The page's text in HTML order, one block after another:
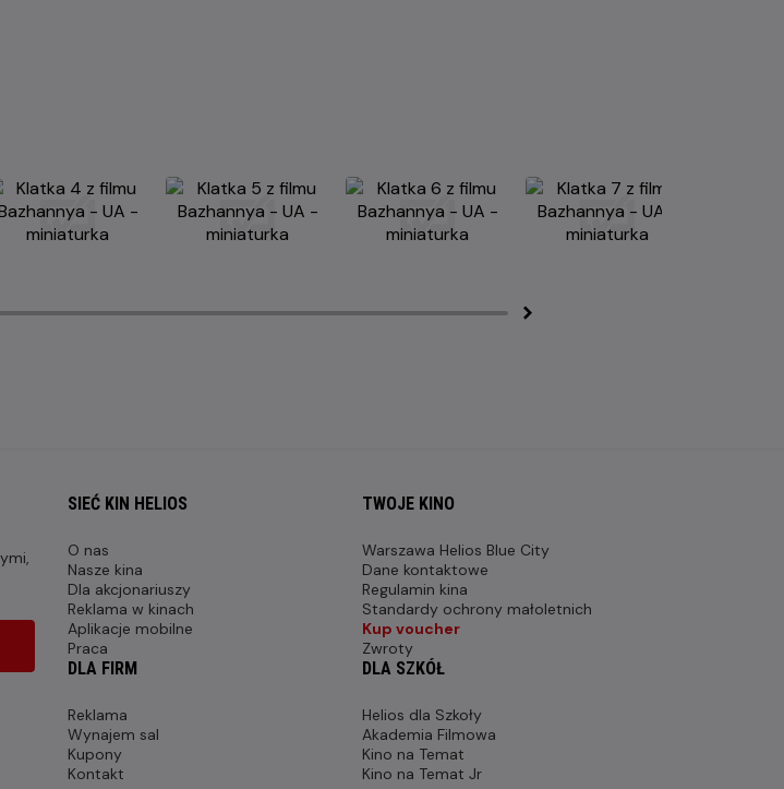
SIEĆ KIN HELIOS
O nas
Nasze kina
Dla akcjonariuszy
Reklama w kinach
Aplikacje mobilne
Praca
TWOJE KINO
Warszawa Helios Blue City
Dane kontaktowe
Regulamin kina
Standardy ochrony małoletnich
Kup voucher
Zwroty
DLA FIRM
Reklama
Wynajem sal
Kupony
Kontakt
DLA SZKÓŁ
Helios dla Szkoły
Akademia Filmowa
Kino na Temat
Kino na Temat Jr